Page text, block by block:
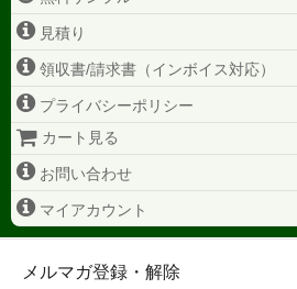
見積り
領収書/請求書（インボイス対応）
プライバシーポリシー
カート見る
お問い合わせ
マイアカウント
メルマガ登録・解除